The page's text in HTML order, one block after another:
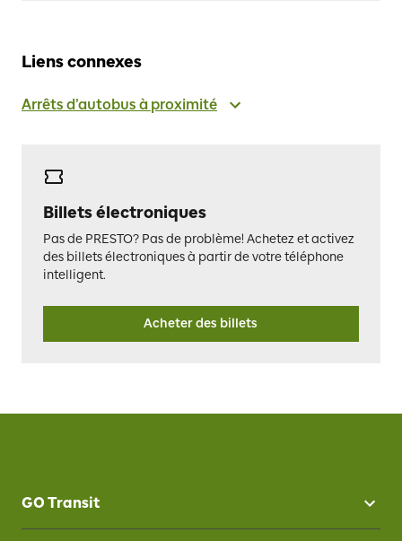
Liens connexes
Arrêts d’autobus à proximité
Billets électroniques
Pas de PRESTO? Pas de problème! Achetez et activez
des billets électroniques à partir de votre téléphone
intelligent.
Acheter des billets
GO Transit